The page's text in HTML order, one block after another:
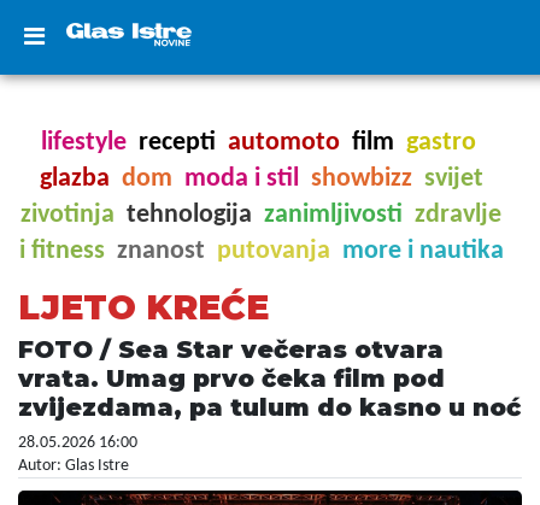
lifestyle recepti automoto film gastro
glazba dom moda i stil showbizz svijet
zivotinja tehnologija zanimljivosti zdravlje
i fitness znanost putovanja more i nautika
LJETO KREĆE
FOTO / Sea Star večeras otvara
vrata. Umag prvo čeka film pod
zvijezdama, pa tulum do kasno u noć
28.05.2026 16:00
Autor: Glas Istre